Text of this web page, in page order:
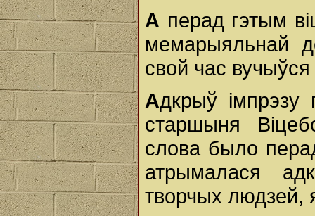
А перад гэтым
мемарыяльнай
свой час вучыўся
Адкрыў
старшыня
слова было
атрымалася
творчых людзей,